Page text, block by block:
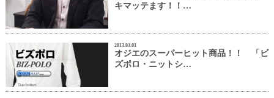
キマッテます！！…
2013.03.01
オジエのスーパーヒット商品！！ 「ビ
ズポロ・ニットシ…